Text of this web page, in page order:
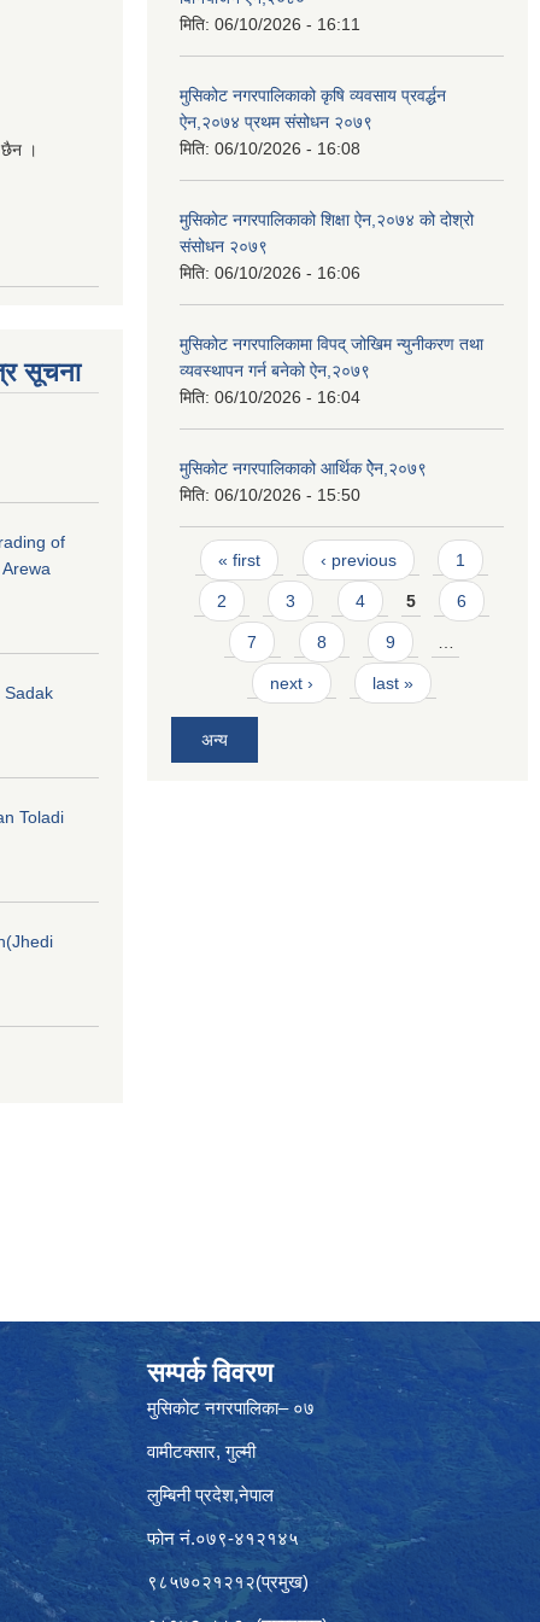
छैन ।
सूचना
of
Sadak
Toladi
मिति: 06/10/2026 - 16:11
मुसिकोट नगरपालिकाको कृषि व्यवसाय प्रवर्द्धन
ऐन,२०७४ प्रथम संसोधन २०७९
मिति: 06/10/2026 - 16:08
मुसिकोट नगरपालिकाको शिक्षा ऐन,२०७४ को दोश्रो
संसोधन २०७९
मिति: 06/10/2026 - 16:06
मुसिकोट नगरपालिकामा विपद् जोखिम न्युनीकरण तथा
व्यवस्थापन गर्न बनेको ऐन,२०७९
मिति: 06/10/2026 - 16:04
मुसिकोट नगरपालिकाको आर्थिक ऐेन,२०७९
मिति: 06/10/2026 - 15:50
Pages
« first ‹ previous 1
2 3 4 5 6
7 8 9 …
next › last »
अन्य
सम्पर्क विवरण
मुसिकोट नगरपालिका– ०७
वामीटक्सार, गुल्मी
लुम्बिनी प्रदेश,नेपाल
फोन नं.०७९-४१२१४५
९८५७०२१२१२(प्रमुख)